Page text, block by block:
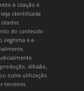
à citação é
identificada
do conteúdo
ilegítima e a
difusão,
outra utilização
terceiros.